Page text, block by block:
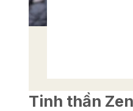
Tinh thần